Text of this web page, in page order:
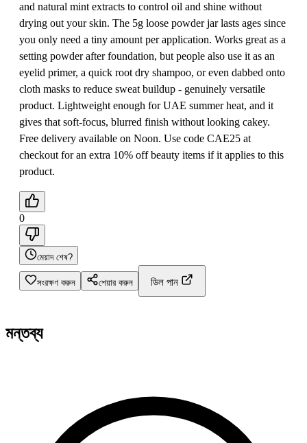
and natural mint extracts to control oil and shine without
drying out your skin. The 5g loose powder jar lasts ages since
you only need a tiny amount per application. Works great as a
setting powder after foundation, but people also use it as an
eyelid primer, a quick root dry shampoo, or even dabbed onto
cloth masks to reduce sweat buildup - genuinely versatile
product. Lightweight enough for UAE summer heat, and it
gives that soft-focus, blurred finish without looking cakey.
Free delivery available on Noon. Use code CAE25 at
checkout for an extra 10% off beauty items if it applies to this
product.
0
মেয়াদ শেষ?
সংরক্ষণ করুন শেয়ার করুন ডিল পান
মন্তব্য